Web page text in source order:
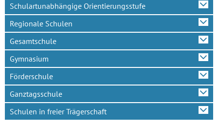
Schulartunabhängige Orientierungsstufe
Regionale Schulen
Gesamtschule
Gymnasium
Förderschule
Ganztagsschule
Schulen in freier Trägerschaft